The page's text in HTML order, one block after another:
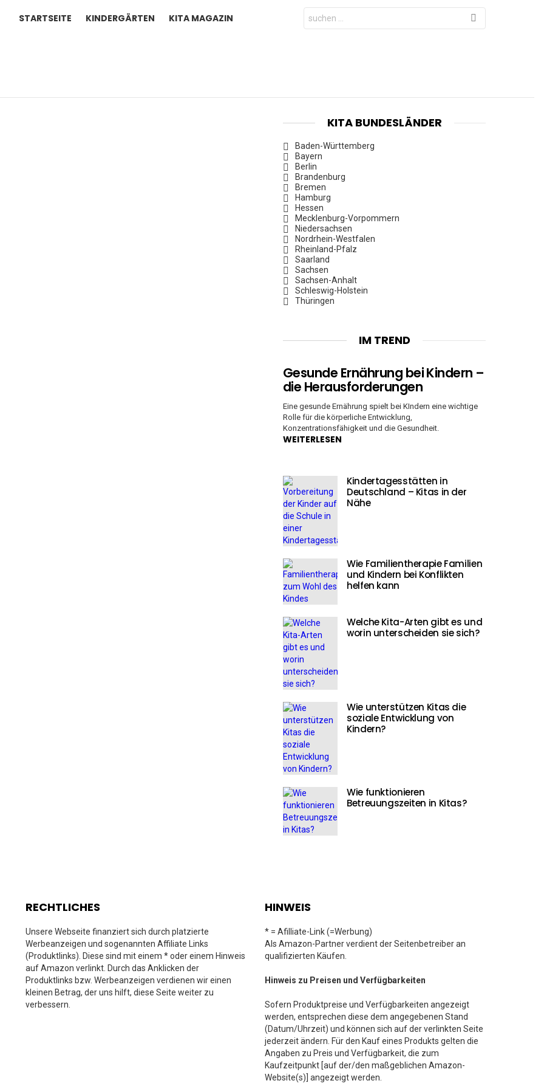
STARTSEITE KINDERGÄRTEN KITA MAGAZIN
Search
for:
KITA BUNDESLÄNDER
Baden-Württemberg
Bayern
Berlin
Brandenburg
Bremen
Hamburg
Hessen
Mecklenburg-Vorpommern
Niedersachsen
Nordrhein-Westfalen
Rheinland-Pfalz
Saarland
Sachsen
Sachsen-Anhalt
Schleswig-Holstein
Thüringen
IM TREND
Gesunde Ernährung bei Kindern –
die Herausforderungen
Eine gesunde Ernährung spielt bei KIndern eine wichtige
Rolle für die körperliche Entwicklung,
Konzentrationsfähigkeit und die Gesundheit.
WEITERLESEN
Kindertagesstätten in
Deutschland – Kitas in der
Nähe
Wie Familientherapie Familien
und Kindern bei Konflikten
helfen kann
Welche Kita-Arten gibt es und
worin unterscheiden sie sich?
Wie unterstützen Kitas die
soziale Entwicklung von
Kindern?
Wie funktionieren
Betreuungszeiten in Kitas?
RECHTLICHES
Unsere Webseite finanziert sich durch platzierte
Werbeanzeigen und sogenannten Affiliate Links
(Produktlinks). Diese sind mit einem * oder einem Hinweis
auf Amazon verlinkt. Durch das Anklicken der
Produktlinks bzw. Werbeanzeigen verdienen wir einen
kleinen Betrag, der uns hilft, diese Seite weiter zu
verbessern.
HINWEIS
* = Afilliate-Link (=Werbung)
Als Amazon-Partner verdient der Seitenbetreiber an
qualifizierten Käufen.
Hinweis zu Preisen und Verfügbarkeiten
Sofern Produktpreise und Verfügbarkeiten angezeigt
werden, entsprechen diese dem angegebenen Stand
(Datum/Uhrzeit) und können sich auf der verlinkten Seite
jederzeit ändern. Für den Kauf eines Produkts gelten die
Angaben zu Preis und Verfügbarkeit, die zum
Kaufzeitpunkt [auf der/den maßgeblichen Amazon-
Website(s)] angezeigt werden.